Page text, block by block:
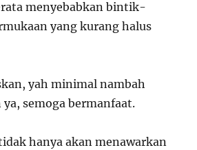
menyebabkan bintik-
yang kurang halus
yah minimal nambah
semoga bermanfaat.
hanya akan menawarkan